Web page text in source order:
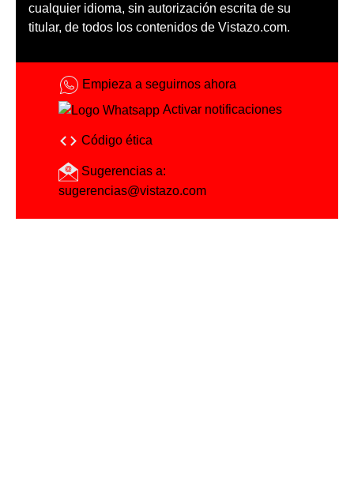
cualquier idioma, sin autorización escrita de su
titular, de todos los contenidos de Vistazo.com.
Empieza a seguirnos ahora
Activar notificaciones
Código ética
Sugerencias a:
sugerencias@vistazo.com